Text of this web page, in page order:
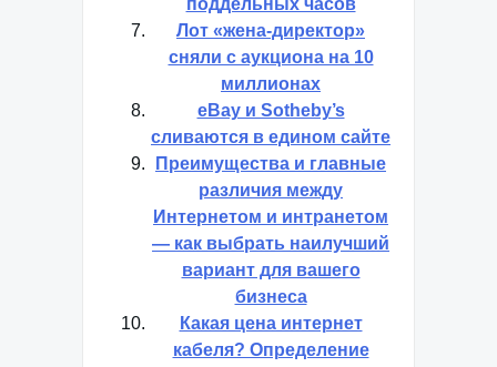
поддельных часов
Лот «жена-директор»
сняли с аукциона на 10
миллионах
eBay и Sotheby’s
сливаются в едином сайте
Преимущества и главные
различия между
Интернетом и интранетом
— как выбрать наилучший
вариант для вашего
бизнеса
Какая цена интернет
кабеля? Определение